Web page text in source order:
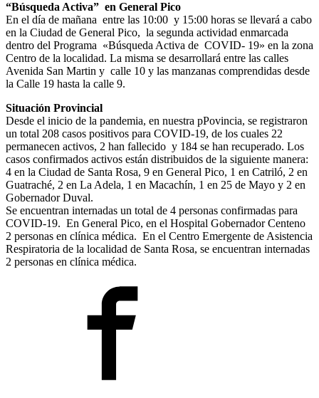
“Búsqueda Activa” en General Pico
En el día de mañana entre las 10:00 y 15:00 horas se llevará a cabo
en la Ciudad de General Pico, la segunda actividad enmarcada
dentro del Programa «Búsqueda Activa de COVID- 19» en la zona
Centro de la localidad. La misma se desarrollará entre las calles
Avenida San Martin y calle 10 y las manzanas comprendidas desde
la Calle 19 hasta la calle 9.
Situación Provincial
Desde el inicio de la pandemia, en nuestra pPovincia, se registraron
un total 208 casos positivos para COVID-19, de los cuales 22
permanecen activos, 2 han fallecido y 184 se han recuperado. Los
casos confirmados activos están distribuidos de la siguiente manera:
4 en la Ciudad de Santa Rosa, 9 en General Pico, 1 en Catriló, 2 en
Guatraché, 2 en La Adela, 1 en Macachín, 1 en 25 de Mayo y 2 en
Gobernador Duval.
Se encuentran internadas un total de 4 personas confirmadas para
COVID-19. En General Pico, en el Hospital Gobernador Centeno
2 personas en clínica médica. En el Centro Emergente de Asistencia
Respiratoria de la localidad de Santa Rosa, se encuentran internadas
2 personas en clínica médica.